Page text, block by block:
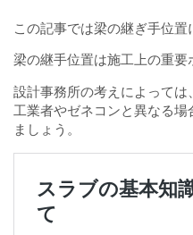
この記事では梁の継ぎ手位置
梁の継手位置は施工上の重要
設計事務所の考えによって
工業者やゼネコンと異なる
ましょう。